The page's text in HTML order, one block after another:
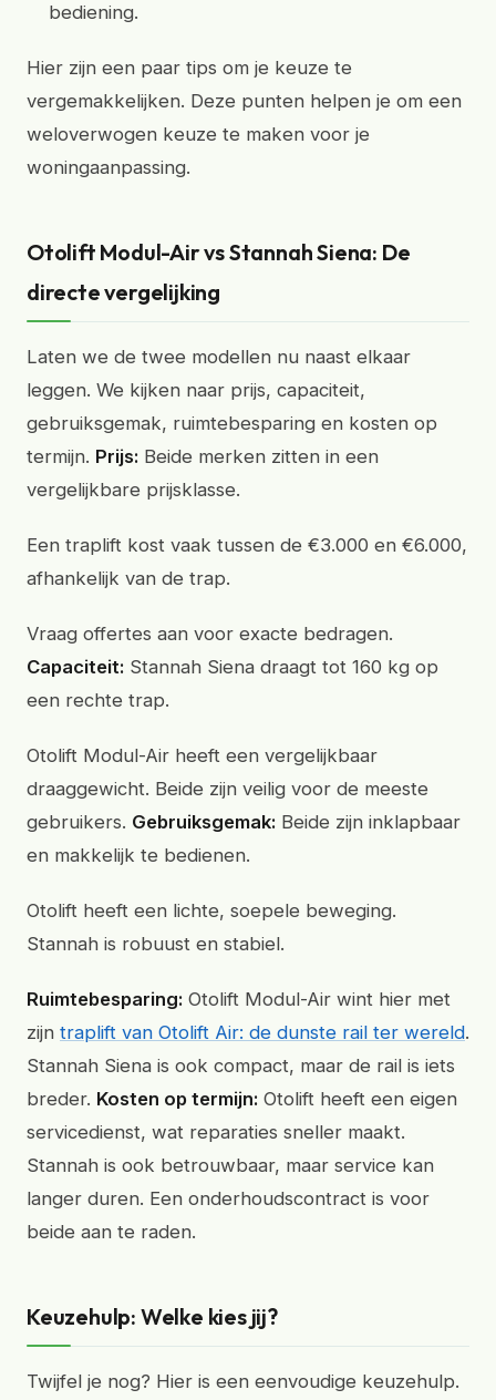
bediening.
Hier zijn een paar tips om je keuze te
vergemakkelijken. Deze punten helpen je om een
weloverwogen keuze te maken voor je
woningaanpassing.
Otolift Modul-Air vs Stannah Siena: De
directe vergelijking
Laten we de twee modellen nu naast elkaar
leggen. We kijken naar prijs, capaciteit,
gebruiksgemak, ruimtebesparing en kosten op
termijn. Prijs: Beide merken zitten in een
vergelijkbare prijsklasse.
Een traplift kost vaak tussen de €3.000 en €6.000,
afhankelijk van de trap.
Vraag offertes aan voor exacte bedragen.
Capaciteit: Stannah Siena draagt tot 160 kg op
een rechte trap.
Otolift Modul-Air heeft een vergelijkbaar
draaggewicht. Beide zijn veilig voor de meeste
gebruikers. Gebruiksgemak: Beide zijn inklapbaar
en makkelijk te bedienen.
Otolift heeft een lichte, soepele beweging.
Stannah is robuust en stabiel.
Ruimtebesparing: Otolift Modul-Air wint hier met
zijn traplift van Otolift Air: de dunste rail ter wereld.
Stannah Siena is ook compact, maar de rail is iets
breder. Kosten op termijn: Otolift heeft een eigen
servicedienst, wat reparaties sneller maakt.
Stannah is ook betrouwbaar, maar service kan
langer duren. Een onderhoudscontract is voor
beide aan te raden.
Keuzehulp: Welke kies jij?
Twijfel je nog? Hier is een eenvoudige keuzehulp.